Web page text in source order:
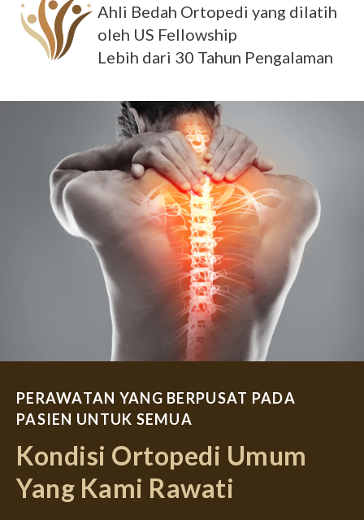
Ahli Bedah Ortopedi yang dilatih
oleh US Fellowship
Lebih dari 30 Tahun Pengalaman
PERAWATAN YANG BERPUSAT PADA
PASIEN UNTUK SEMUA
Kondisi Ortopedi Umum
Yang Kami Rawati